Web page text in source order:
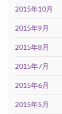
2015年10月
2015年9月
2015年8月
2015年7月
2015年6月
2015年5月